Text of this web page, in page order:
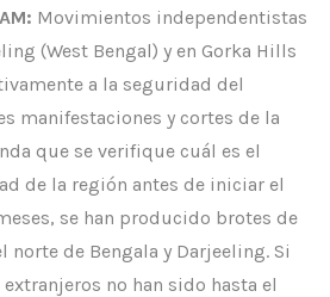
Movimientos independentistas
(West Bengal) y en Gorka Hills
a la seguridad del
manifestaciones y cortes de la
que se verifique cuál es el
de la región antes de iniciar el
se han producido brotes de
de Bengala y Darjeeling. Si
no han sido hasta el